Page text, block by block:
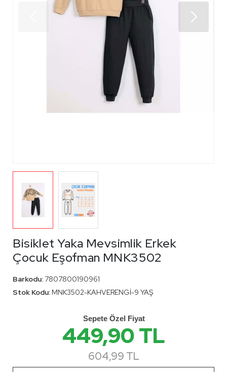
Bisiklet Yaka Mevsimlik Erkek
Çocuk Eşofman MNK3502
Barkodu: 7807800190961
Stok Kodu: MNK3502-KAHVERENGİ-9 YAŞ
Sepete Özel Fiyat
449,90 TL
604,99 TL